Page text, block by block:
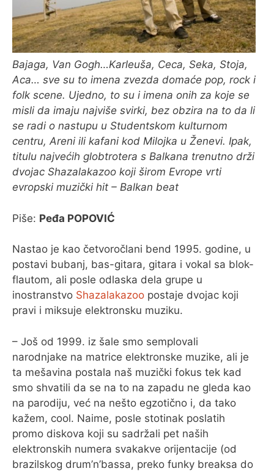
Bajaga, Van Gogh…Karleuša, Ceca, Seka, Stoja,
Aca… sve su to imena zvezda domaće pop, rock i
folk scene. Ujedno, to su i imena onih za koje se
misli da imaju najviše svirki, bez obzira na to da li
se radi o nastupu u Studentskom kulturnom
centru, Areni ili kafani kod Milojka u Ženevi. Ipak,
titulu najvećih globtrotera s Balkana trenutno drži
dvojac Shazalakazoo koji širom Evrope vrti
evropski muzički hit – Balkan beat
Piše: Peđa POPOVIĆ
Nastao je kao četvoročlani bend 1995. godine, u
postavi bubanj, bas-gitara, gitara i vokal sa blok-
flautom, ali posle odlaska dela grupe u
inostranstvo Shazalakazoo postaje dvojac koji
pravi i miksuje elektronsku muziku.
– Još od 1999. iz šale smo semplovali
narodnjake na matrice elektronske muzike, ali je
ta mešavina postala naš muzički fokus tek kad
smo shvatili da se na to na zapadu ne gleda kao
na parodiju, već na nešto egzotično i, da tako
kažem, cool. Naime, posle stotinak poslatih
promo diskova koji su sadržali pet naših
elektronskih numera svakakve orijentacije (od
brazilskog drum’n’bassa, preko funky breaksa do